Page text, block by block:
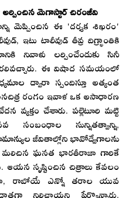
మెగాస్టార్ చిరంజీవి
మెప్పించిన ఈ 'దర్శక శిఖరం'
ఇటు టాలీవుడ్ తీవ్ర దిగ్భ్రాంతికి
లర్పించేందుకు సినీ
ఈ విషాద సమయంలో
ద్వారా స్పందిస్తూ అత్యంత
రంగం ఇవాళ ఒక అసాధారణ
వ్యక్తం చేశారు. పల్లెటూరి మట్టి
సున్నితత్వాన్ని,
జీవితాల్లోని భావోద్వేగాలను
మలిచిన ఘనత భారతీరాజా గారికే
సృష్టించిన చిత్రాలు కేవలం
రాబోయే ఎన్నో తరాల యువ
నిలిచాయని పేర్కొన్నారు.